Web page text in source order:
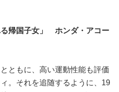
る帰国子女」 ホンダ・アコー
ともに、高い運動性能も評価
。それを追随するように、19